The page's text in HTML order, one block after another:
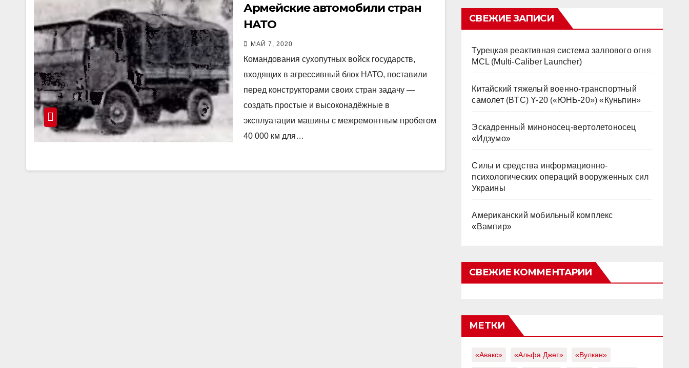
Армейские автомобили стран
НАТО
МАЙ 7, 2020
Командования сухопутных войск государств,
входящих в агрессивный блок НАТО, поставили
перед конструкторами своих стран задачу —
создать простые и высоконадёжные в
эксплуатации машины с межремонтным пробегом
40 000 км для…
СВЕЖИЕ ЗАПИСИ
Турецкая реактивная система залпового огня
MCL (Multi-Caliber Launcher)
Китайский тяжелый военно-транспортный
самолет (BTC) Y-20 («ЮНЬ-20») «Куньпин»
Эскадренный миноносец-вертолетоносец
«Идзумо»
Силы и средства информационно-
психологических операций вооруженных сил
Украины
Американский мобильный комплекс
«Вампир»
СВЕЖИЕ КОММЕНТАРИИ
МЕТКИ
«Авакс» «Альфа Джет» «Вулкан»